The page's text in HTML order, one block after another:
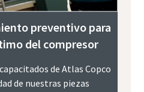
preventivo para
del compresor
de Atlas Copco
de nuestras piezas